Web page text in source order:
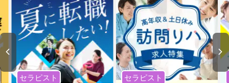
セラピスト セラピスト